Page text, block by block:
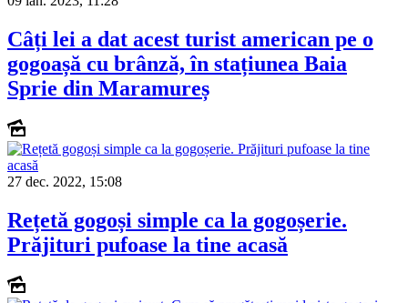
Câți lei a dat acest turist american pe o
gogoașă cu brânză, în stațiunea Baia
Sprie din Maramureș
27 dec. 2022, 15:08
Rețetă gogoși simple ca la gogoșerie.
Prăjituri pufoase la tine acasă